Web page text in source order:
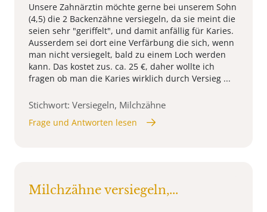
Unsere Zahnärztin möchte gerne bei unserem Sohn
(4,5) die 2 Backenzähne versiegeln, da sie meint die
seien sehr "geriffelt", und damit anfällig für Karies.
Ausserdem sei dort eine Verfärbung die sich, wenn
man nicht versiegelt, bald zu einem Loch werden
kann. Das kostet zus. ca. 25 €, daher wollte ich
fragen ob man die Karies wirklich durch Versieg ...
Stichwort: Versiegeln, Milchzähne
Frage und Antworten lesen
Milchzähne versiegeln,...